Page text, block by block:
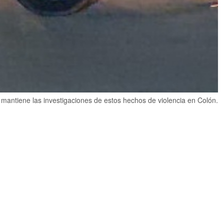
las investigaciones de estos hechos de violencia en Colón.